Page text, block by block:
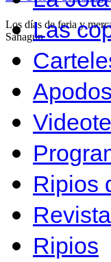
Los días de feria y
Sahagún…
Las
Ripios
Ripios